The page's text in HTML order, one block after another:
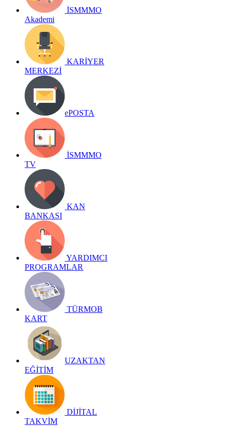
İSMMMO
Akademi
KARİYER
MERKEZİ
ePOSTA
İSMMMO
TV
KAN
BANKASI
YARDIMCI
PROGRAMLAR
TÜRMOB
KART
UZAKTAN
EĞİTİM
DİJİTAL
TAKVİM